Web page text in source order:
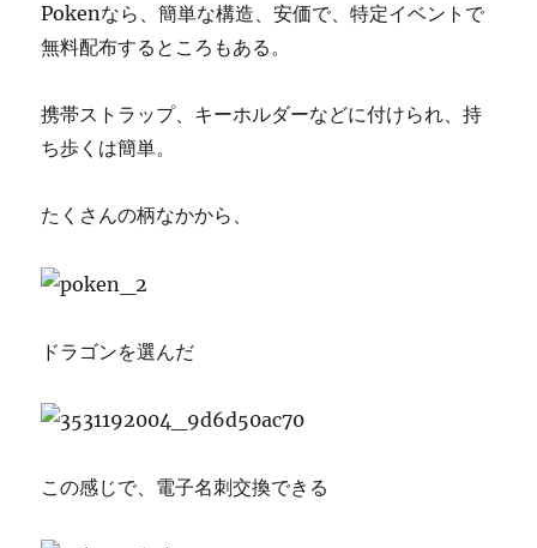
Pokenなら、簡単な構造、安価で、特定イベントで
無料配布するところもある。
携帯ストラップ、キーホルダーなどに付けられ、持
ち歩くは簡単。
たくさんの柄なかから、
ドラゴンを選んだ
この感じで、電子名刺交換できる